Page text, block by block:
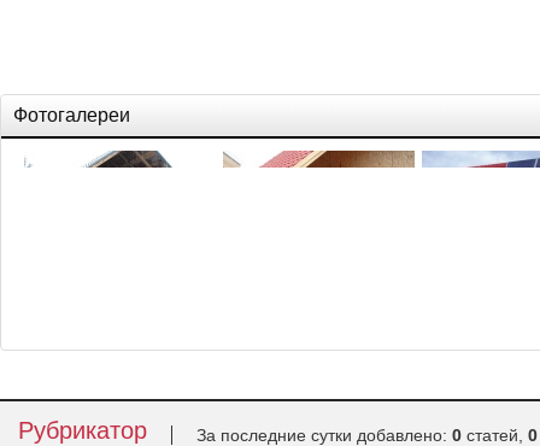
Фотогалереи
Рубрикатор За последние сутки добавлено: 0 статей, 0